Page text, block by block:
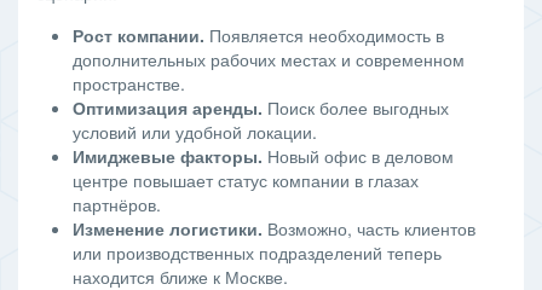
Рост компании. Появляется необходимость в
дополнительных рабочих местах и современном
пространстве.
Оптимизация аренды. Поиск более выгодных
условий или удобной локации.
Имиджевые факторы. Новый офис в деловом
центре повышает статус компании в глазах
партнёров.
Изменение логистики. Возможно, часть клиентов
или производственных подразделений теперь
находится ближе к Москве.